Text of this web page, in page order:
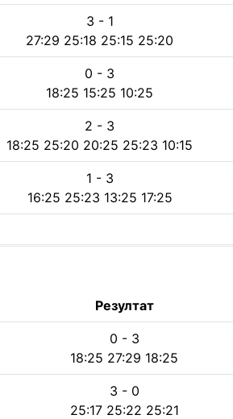
3 - 1
27:29 25:18 25:15 25:20
0 - 3
18:25 15:25 10:25
2 - 3
18:25 25:20 20:25 25:23 10:15
1 - 3
16:25 25:23 13:25 17:25
Резултат
0 - 3
18:25 27:29 18:25
3 - 0
25:17 25:22 25:21